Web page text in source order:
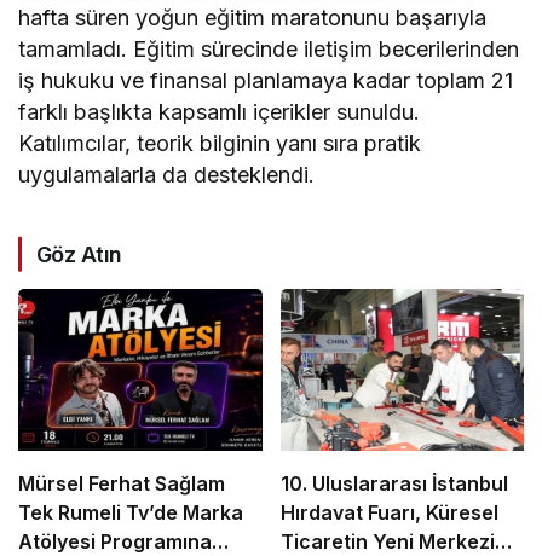
hafta süren yoğun eğitim maratonunu başarıyla
tamamladı. Eğitim sürecinde iletişim becerilerinden
iş hukuku ve finansal planlamaya kadar toplam 21
farklı başlıkta kapsamlı içerikler sunuldu.
Katılımcılar, teorik bilginin yanı sıra pratik
uygulamalarla da desteklendi.
Göz Atın
Mürsel Ferhat Sağlam
Tek Rumeli Tv’de Marka
Atölyesi Programına
10. Uluslararası İstanbul
Hırdavat Fuarı, Küresel
Ticaretin Yeni Merkezi